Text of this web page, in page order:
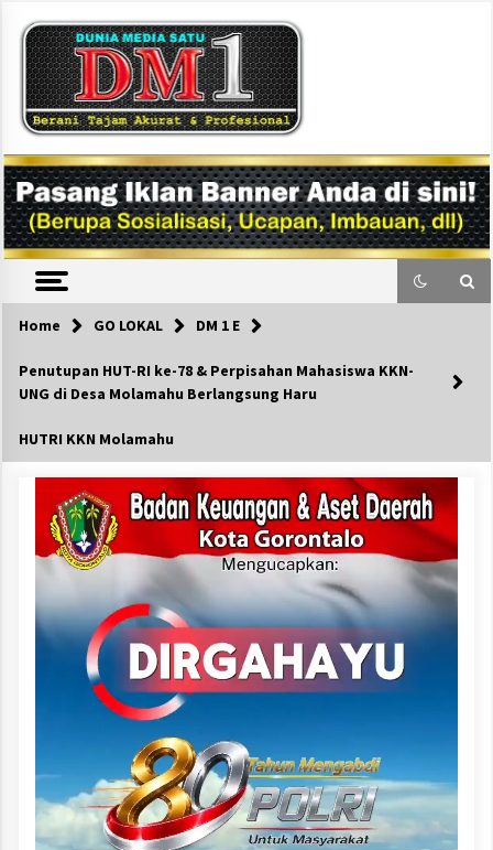
content
DM1
Home GO LOKAL DM 1 E
Penutupan HUT-RI ke-78 & Perpisahan Mahasiswa KKN-
UNG di Desa Molamahu Berlangsung Haru
HUTRI KKN Molamahu